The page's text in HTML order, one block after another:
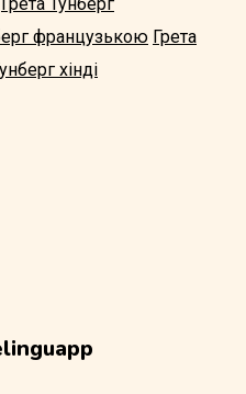
французькою Грета
хінді